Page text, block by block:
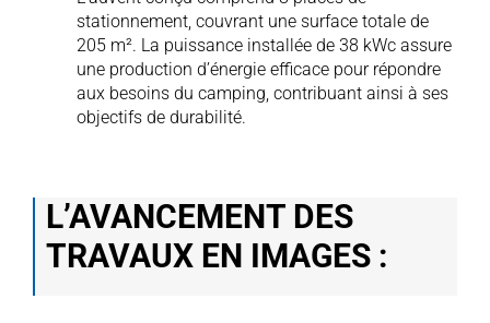
stationnement, couvrant une surface totale de
205 m². La puissance installée de 38 kWc assure
une production d’énergie efficace pour répondre
aux besoins du camping, contribuant ainsi à ses
objectifs de durabilité.
L’AVANCEMENT DES
TRAVAUX EN IMAGES :